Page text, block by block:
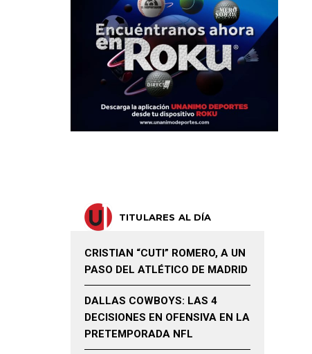
TITULARES AL DÍA
CRISTIAN “CUTI” ROMERO, A UN
PASO DEL ATLÉTICO DE MADRID
DALLAS COWBOYS: LAS 4
DECISIONES EN OFENSIVA EN LA
PRETEMPORADA NFL